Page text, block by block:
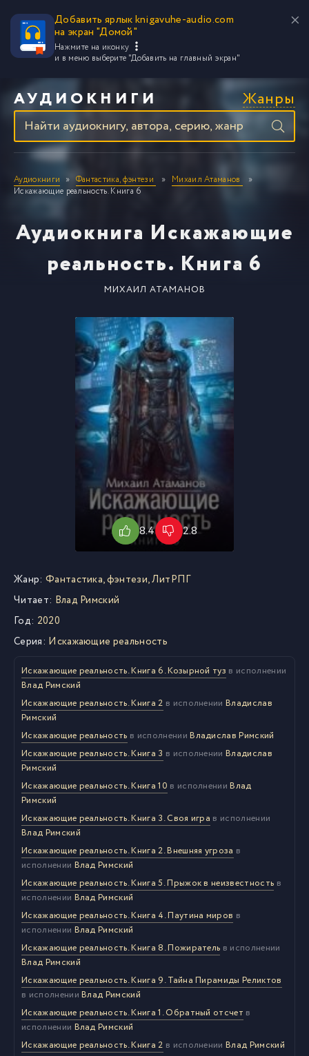
Добавить ярлык knigavuhe-audio.com
на экран "Домой"
Нажмите на иконку
и в меню выберите "Добавить на главный экран"
АУДИОКНИГИ Жанры
Аудиокниги Фантастика, фэнтези
Михаил Атаманов
Искажающие реальность. Книга 6
Аудиокнига Искажающие
реальность. Книга 6
МИХАИЛ АТАМАНОВ
8.4 2.8
Жанр: Фантастика, фэнтези,ЛитРПГ
Читает: Влад Римский
Год: 2020
Серия: Искажающие реальность
Искажающие реальность. Книга 6. Козырной туз в исполнении
Влад Римский
Искажающие реальность. Книга 2 в исполненииВладислав
Римский
Искажающие реальность в исполненииВладислав Римский
Искажающие реальность. Книга 3 в исполненииВладислав
Римский
Искажающие реальность. Книга 10 в исполненииВлад
Римский
Искажающие реальность. Книга 3. Своя игра в исполнении
Влад Римский
Искажающие реальность. Книга 2. Внешняя угроза в
исполнении Влад Римский
Искажающие реальность. Книга 5. Прыжок в неизвестность в
исполнении Влад Римский
Искажающие реальность. Книга 4. Паутина миров в
исполнении Влад Римский
Искажающие реальность. Книга 8. Пожиратель в исполнении
Влад Римский
Искажающие реальность. Книга 9. Тайна Пирамиды Реликтов
в исполненииВлад Римский
Искажающие реальность. Книга 1. Обратный отсчет в
исполнении Влад Римский
Искажающие реальность. Книга 2 в исполненииВлад Римский